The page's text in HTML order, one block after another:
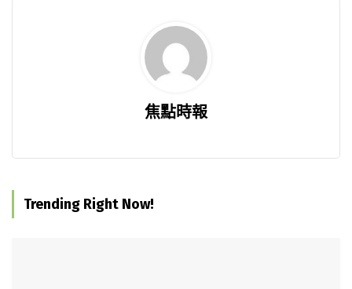
焦點時報
Trending Right Now!